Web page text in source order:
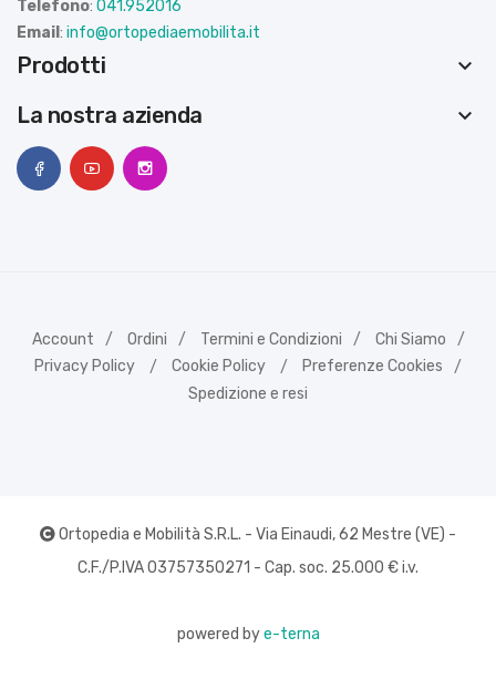
Telefono: 041.952016
Email : info@ortopediaemobilita.it
Prodotti
keyboard_arrow_down
La nostra azienda
keyboard_arrow_down
Account Ordini Termini e Condizioni
Chi Siamo
Privacy Policy
Cookie Policy
Preferenze Cookies
Spedizione e resi
Ortopedia e Mobilità S.R.L. - Via Einaudi, 62 Mestre (VE) -
C.F./P.IVA 03757350271 - Cap. soc. 25.000 € i.v.
powered bye-terna